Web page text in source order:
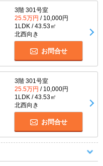
3階 301号室
25.5万円 / 10,000円
1LDK / 43.53㎡
北西向き
お問合せ
3階 301号室
25.5万円 / 10,000円
1LDK / 43.53㎡
北西向き
お問合せ